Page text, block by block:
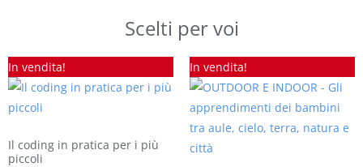
Scelti per voi
In vendita!
Il coding in pratica per i più
piccoli
Il
prezzo
originale
prezzo
attuale
In vendita!
Il
prezzo
originale
era:
200,00 €.
prezzo
attuale
è:
160,00 €.